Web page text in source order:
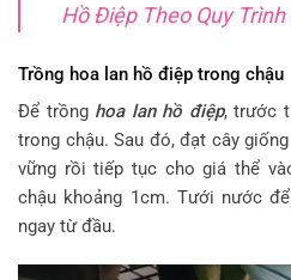
Hồ Điệp Theo Quy
Trồng hoa lan hồ điệp trong chậu
Để trồng hoa lan hồ điệp, trước
trong chậu. Sau đó, đạt cây
vững rồi tiếp tục cho giá thể
chậu khoảng 1cm. Tưới nước
ngay từ đầu.